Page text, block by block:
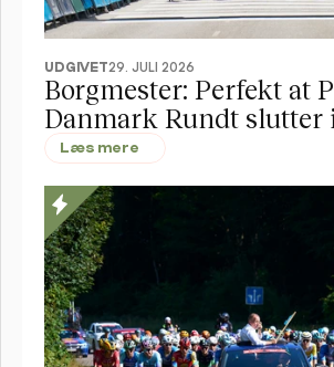
UDGIVET29. JULI 2026
Borgmester: Perfekt at
Danmark Rundt slutter
Læs mere